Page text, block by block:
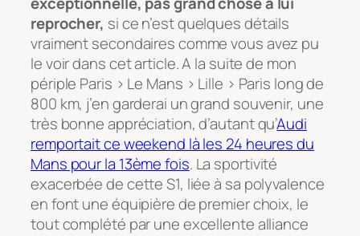
reprocher, si ce n’est quelques détails
vraiment secondaires comme vous avez pu
le voir dans cet article. A la suite de mon
périple Paris > Le Mans > Lille > Paris long de
800 km, j’en garderai un grand souvenir, une
très bonne appréciation, d’autant qu’Audi
remportait ce weekend là les 24 heures du
Mans pour la 13ème fois. La sportivité
exacerbée de cette S1, liée à sa polyvalence
en font une équipière de premier choix, le
tout complété par une excellente alliance